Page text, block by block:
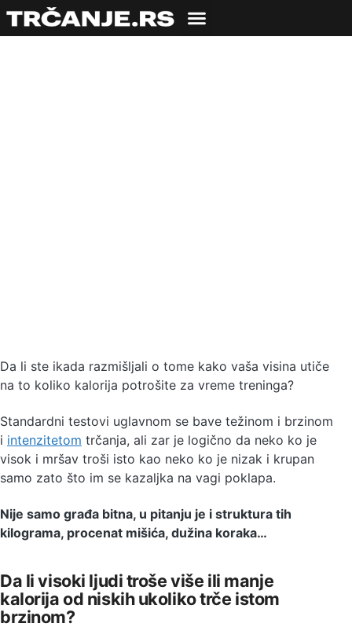
Da li ste ikada razmišljali o tome kako vaša visina utiče
na to koliko kalorija potrošite za vreme treninga?
Standardni testovi uglavnom se bave težinom i brzinom
i intenzitetom trčanja, ali zar je logično da neko ko je
visok i mršav troši isto kao neko ko je nizak i krupan
samo zato što im se kazaljka na vagi poklapa.
Nije samo građa bitna, u pitanju je i struktura tih
kilograma, procenat mišića, dužina koraka…
Da li visoki ljudi troše više ili manje
kalorija od niskih ukoliko trče istom
brzinom?